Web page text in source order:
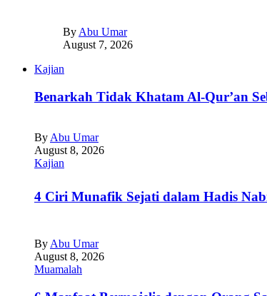
By Abu Umar
August 7, 2026
Kajian
Benarkah Tidak Khatam Al-Qur’an
By Abu Umar
August 8, 2026
Kajian
By Abu Umar
August 8, 2026
Muamalah